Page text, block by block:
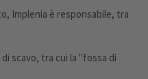
Implenia è responsabile, tra
scavo, tra cui la "fossa di